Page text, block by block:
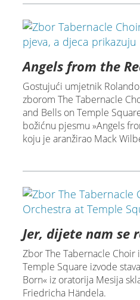
Angels from the
Gostujući umjetnik
zborom The Tabernacle
and Bells on Temple
božićnu pjesmu »Angels
koju je aranžirao Mack
Jer, dijete nam se
Zbor The Tabernacle Choir
Temple Square izvode
Born« iz oratorija Mesija
Friedricha Händela.